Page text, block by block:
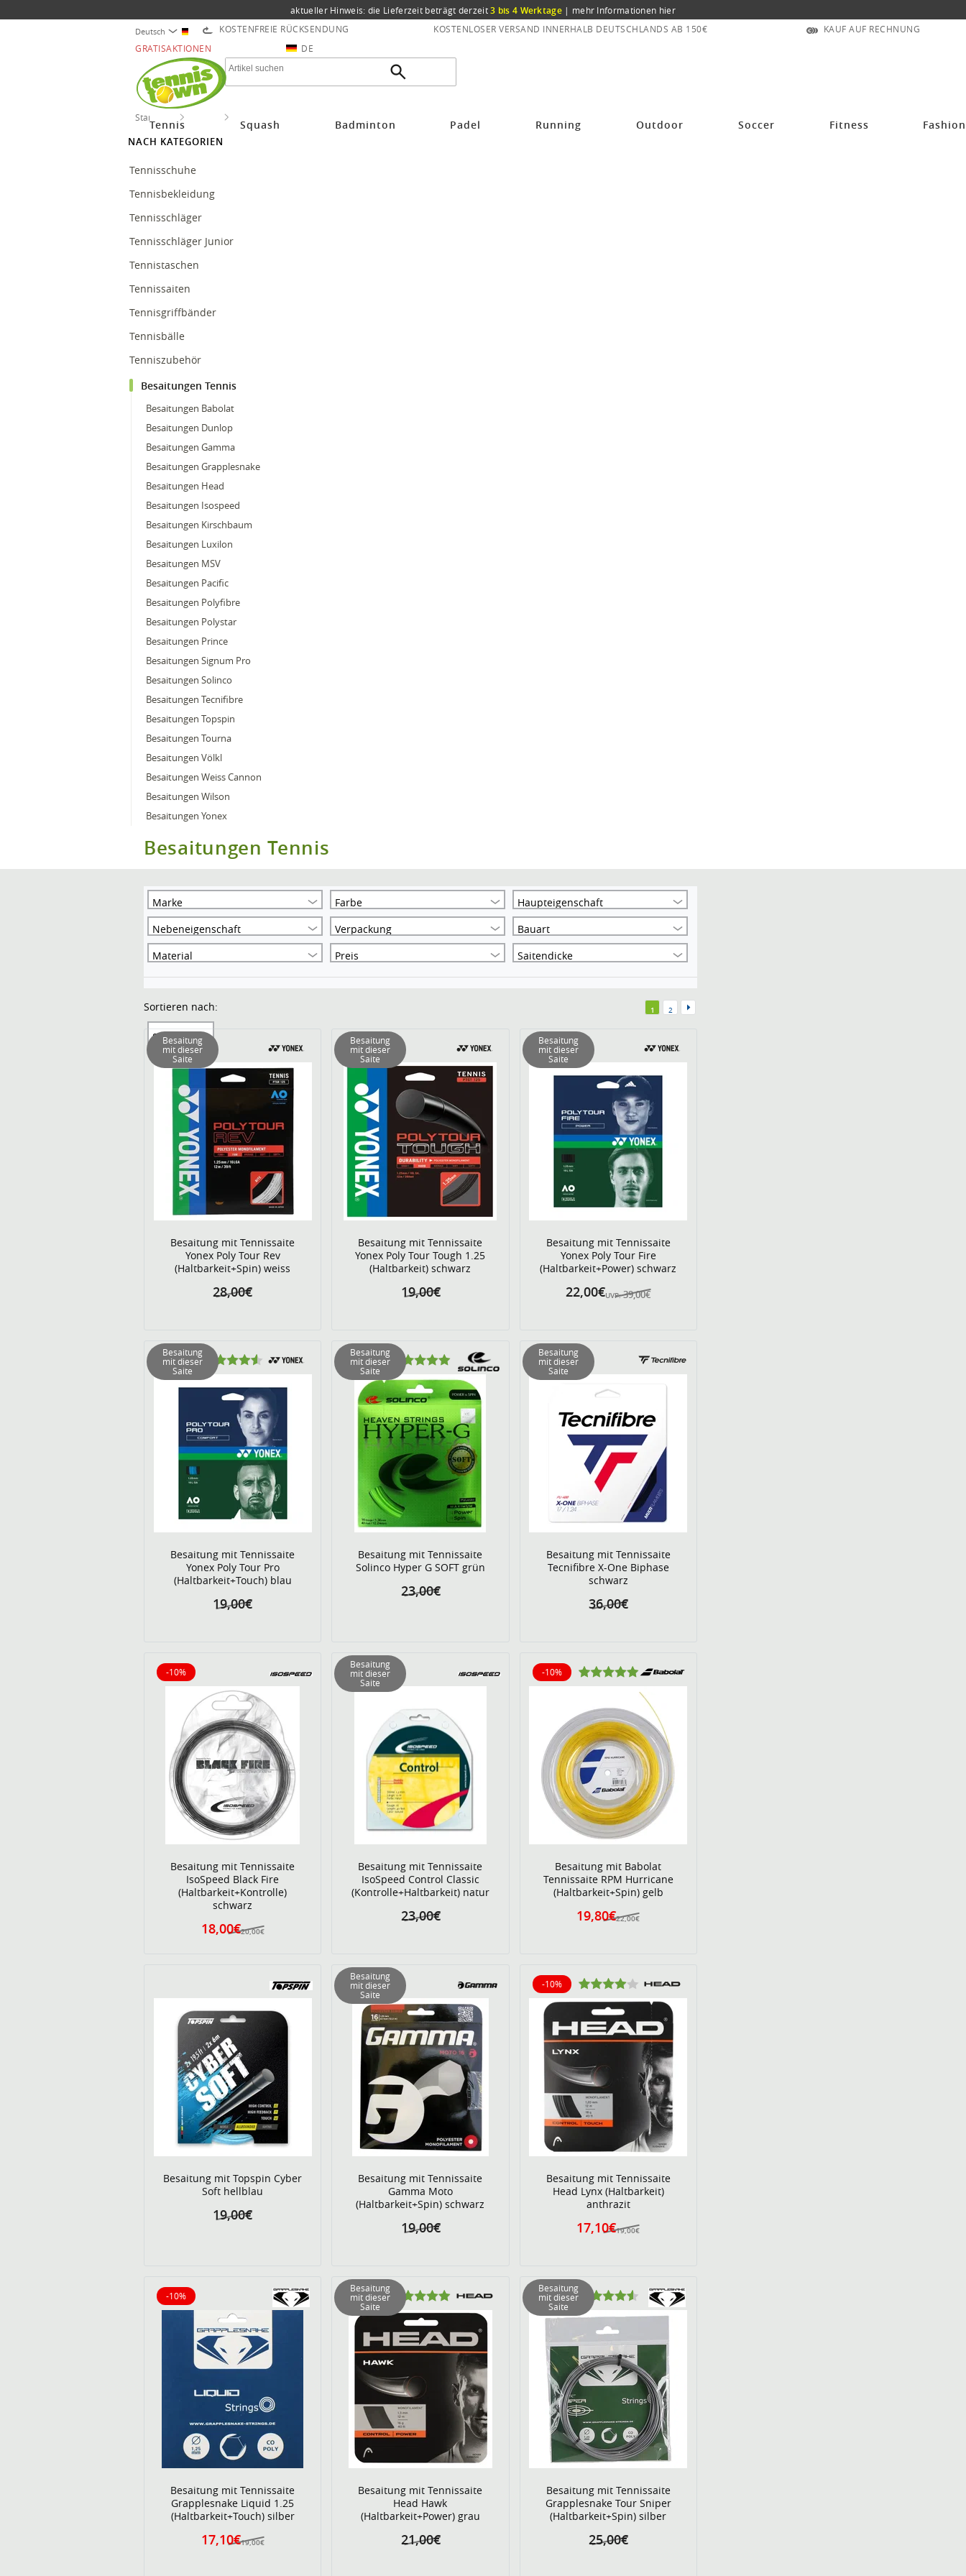
aktueller Hinweis: die Lieferzeit beträgt derzeit3 bis 4 Werktage | mehr Informationen hier
Deutsch KOSTENFREIE RÜCKSENDUNG KOSTENLOSER VERSAND INNERHALB DEUTSCHLANDS AB 150€
KAUF AUF RECHNUNG
GRATISAKTIONEN
DE
Tennis Squash Badminton Padel Running Outdoor Soccer Fitness Fashion
Startseite
NACH KATEGORIEN
Tennisschuhe
Tennisbekleidung
Tennisschläger
Tennisschläger Junior
Tennistaschen
Tennissaiten
Tennisgriffbänder
Tennisbälle
Tenniszubehör
Besaitungen Tennis
Besaitungen Babolat
Besaitungen Dunlop
Besaitungen Gamma
Besaitungen Grapplesnake
Besaitungen Head
Besaitungen Isospeed
Besaitungen Kirschbaum
Besaitungen Luxilon
Besaitungen MSV
Besaitungen Pacific
Besaitungen Polyfibre
Besaitungen Polystar
Besaitungen Prince
Besaitungen Signum Pro
Besaitungen Solinco
Besaitungen Tecnifibre
Besaitungen Topspin
Besaitungen Tourna
Besaitungen Völkl
Besaitungen Weiss Cannon
Besaitungen Wilson
Besaitungen Yonex
Besaitungen Tennis
Marke Farbe
Haupteigenschaft
Nebeneigenschaft
Verpackung
Bauart
Material
Preis Saitendicke
Sortieren nach:
Sortierung
1 2
Besaitung mit Tennissaite
Yonex Poly Tour Rev
(Haltbarkeit+Spin) weiss
28,00€
Besaitung
mit dieser
Saite
Besaitung mit Tennissaite
Yonex Poly Tour Tough 1.25
(Haltbarkeit) schwarz
19,00€
Besaitung
mit dieser
Saite
Besaitung mit Tennissaite
Yonex Poly Tour Fire
(Haltbarkeit+Power) schwarz
UVP: 39,00€
22,00€
Besaitung
mit dieser
Saite
Besaitung mit Tennissaite
Yonex Poly Tour Pro
(Haltbarkeit+Touch) blau
19,00€
Besaitung
mit dieser
Saite
Besaitung mit Tennissaite
Solinco Hyper G SOFT grün
23,00€
Besaitung
mit dieser
Saite
Besaitung mit Tennissaite
Tecnifibre X-One Biphase
schwarz
36,00€
Besaitung
mit dieser
Saite
Besaitung mit Tennissaite
IsoSpeed Black Fire
(Haltbarkeit+Kontrolle)
schwarz
20,00€
18,00€
-10%
10% reduziert
Besaitung mit Tennissaite
IsoSpeed Control Classic
(Kontrolle+Haltbarkeit) natur
23,00€
Besaitung
mit dieser
Saite
Besaitung mit Babolat
Tennissaite RPM Hurricane
(Haltbarkeit+Spin) gelb
22,00€
19,80€
-10%
10% reduziert
Besaitung mit Topspin Cyber
Soft hellblau
19,00€
Besaitung mit Tennissaite
Gamma Moto
(Haltbarkeit+Spin) schwarz
19,00€
Besaitung
mit dieser
Saite
Besaitung mit Tennissaite
Head Lynx (Haltbarkeit)
anthrazit
19,00€
17,10€
-10%
10% reduziert
Besaitung mit Tennissaite
Grapplesnake Liquid 1.25
(Haltbarkeit+Touch) silber
19,00€
17,10€
-10%
10% reduziert
Besaitung mit Tennissaite
Head Hawk
(Haltbarkeit+Power) grau
21,00€
Besaitung
mit dieser
Saite
Besaitung mit Tennissaite
Grapplesnake Tour Sniper
(Haltbarkeit+Spin) silber
25,00€
Besaitung
mit dieser
Saite